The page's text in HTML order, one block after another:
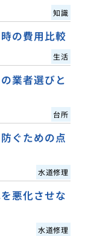
知識
の費用比較
生活
業者選びと
台所
ぐための点
水道修理
悪化させな
水道修理